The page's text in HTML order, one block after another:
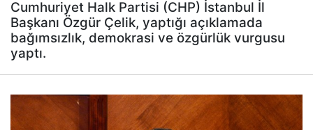
Cumhuriyet Halk Partisi (CHP) İstanbul İl
Başkanı Özgür Çelik, yaptığı açıklamada
bağımsızlık, demokrasi ve özgürlük vurgusu
yaptı.